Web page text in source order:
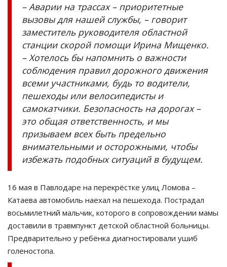
– Аварии на трассах – приоритетные
вызовы для нашей службы, – говорит
заместитель руководителя областной
станции скорой помощи Ирина Мищенко.
– Хотелось бы напомнить о важности
соблюдения правил дорожного движения
всеми участниками, будь то водители,
пешеходы или велосипедисты и
самокатчики. Безопасность на дорогах –
это общая ответственность, и мы
призываем всех быть предельно
внимательными и осторожными, чтобы
избежать подобных ситуаций в будущем.
16 мая в Павлодаре на перекрёстке улиц Ломова –
Катаева автомобиль наехал на пешехода. Пострадал
восьмилетний мальчик, которого в сопровождении мамы
доставили в травмпункт детской областной больницы.
Предварительно у ребёнка диагностировали ушиб
голеностопа.